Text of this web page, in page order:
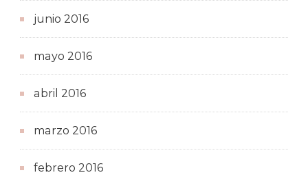
junio 2016
mayo 2016
abril 2016
marzo 2016
febrero 2016